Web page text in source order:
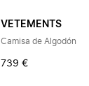
VETEMENTS
Camisa de Algodón
739 €